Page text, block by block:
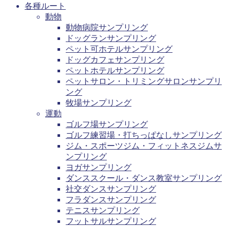
各種ルート
動物
動物病院サンプリング
ドッグランサンプリング
ペット可ホテルサンプリング
ドッグカフェサンプリング
ペットホテルサンプリング
ペットサロン・トリミングサロンサンプリ
ング
牧場サンプリング
運動
ゴルフ場サンプリング
ゴルフ練習場・打ちっぱなしサンプリング
ジム・スポーツジム・フィットネスジムサ
ンプリング
ヨガサンプリング
ダンススクール・ダンス教室サンプリング
社交ダンスサンプリング
フラダンスサンプリング
テニスサンプリング
フットサルサンプリング